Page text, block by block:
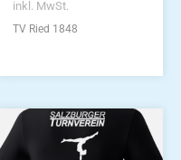
inkl. MwSt.
TV Ried 1848
Dieses
Produkt
weist